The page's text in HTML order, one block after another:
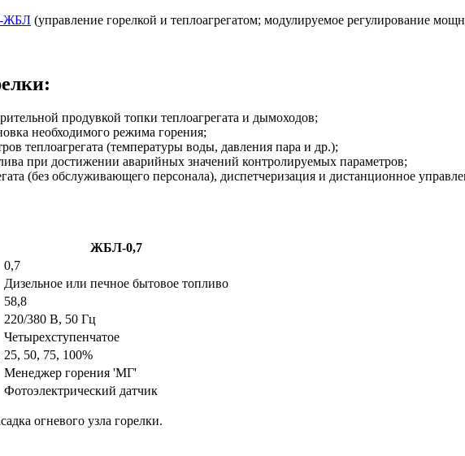
ЖБЛ (управление горелкой и теплоагрегатом; модулируемое регулирование
продувкой топки теплоагрегата и дымоходов;
необходимого режима горения;
теплоагрегата (температуры воды, давления пара и др.);
при достижении аварийных значений контролируемых параметров;
(без обслуживающего персонала), диспетчеризация и дистанционное
ЖБЛ-0,7
0,7
Дизельное или печное бытовое топливо
58,8
220/380 В, 50 Гц
Четырехступенчатое
25, 50, 75, 100%
Менеджер горения 'МГ'
Фотоэлектрический датчик
огневого узла горелки.